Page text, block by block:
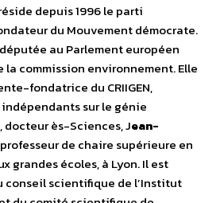
depuis 1996 le parti
du Mouvement démocrate.
au Parlement européen
commission environnement. Elle
fondatrice du CRIIGEN,
sur le génie
ès-Sciences, Jean-
de chaire supérieure en
grandes écoles, à Lyon. Il est
conseil scientifique de l’Institut